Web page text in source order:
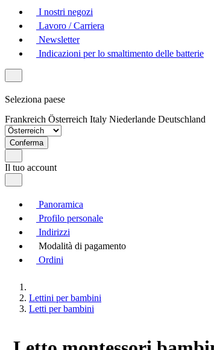
I nostri negozi
Lavoro / Carriera
Newsletter
Indicazioni per lo smaltimento delle batterie
Seleziona paese
Frankreich Österreich Italy Niederlande Deutschland
Conferma
Il tuo account
Panoramica
Profilo personale
Indirizzi
Modalità di pagamento
Ordini
Lettini per bambini
Letti per bambini